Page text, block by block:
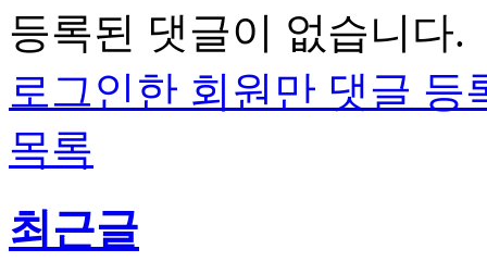
등록된 댓글이 없습니다.
로그인한 회원만 댓글 등
목록
최근글